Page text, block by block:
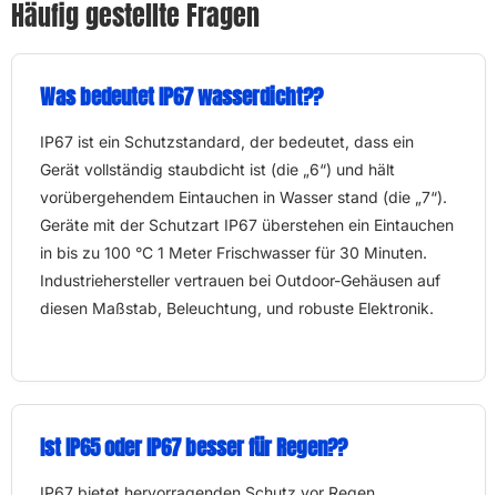
Häufig gestellte Fragen
Was bedeutet IP67 wasserdicht??
IP67 ist ein Schutzstandard, der bedeutet, dass ein
Gerät vollständig staubdicht ist (die „6“) und hält
vorübergehendem Eintauchen in Wasser stand (die „7“).
Geräte mit der Schutzart IP67 überstehen ein Eintauchen
in bis zu 100 °C 1 Meter Frischwasser für 30 Minuten.
Industriehersteller vertrauen bei Outdoor-Gehäusen auf
diesen Maßstab, Beleuchtung, und robuste Elektronik.
Ist IP65 oder IP67 besser für Regen??